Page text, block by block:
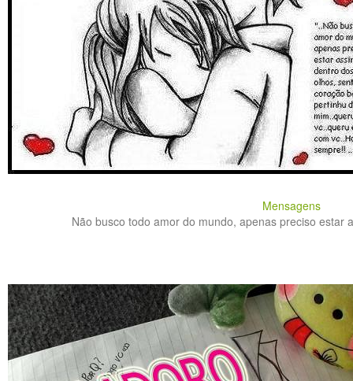
Mensagens
Não busco todo amor do mundo, apenas preciso estar